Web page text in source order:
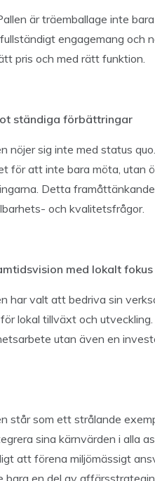
är träemballage inte
engagemang
pris och med rätt funktion.
ständiga förbättringar
nöjer sig inte med status
för att inte bara möta, utan
Detta
och kvalitetsfrågor.
med lokalt fokus
har valt att bedriva sin
lokal tillväxt och
utan även en
står som ett strålande
sina kärnvärden i alla
att förena miljömässigt
bara en del av